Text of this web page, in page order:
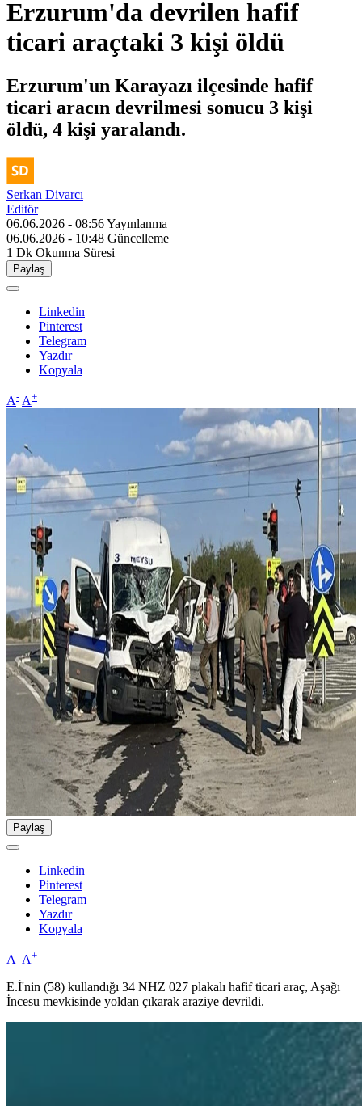
Erzurum'da devrilen hafif
ticari araçtaki 3 kişi öldü
Erzurum'un Karayazı ilçesinde hafif
ticari aracın devrilmesi sonucu 3 kişi
öldü, 4 kişi yaralandı.
Serkan Divarcı
Editör
06.06.2026 - 08:56Yayınlanma
06.06.2026 - 10:48 Güncelleme
1 Dk Okunma Süresi
Paylaş
Linkedin
Pinterest
Telegram
Yazdır
Kopyala
A- A+
Paylaş
Linkedin
Pinterest
Telegram
Yazdır
Kopyala
A- A+
E.İ'nin (58) kullandığı 34 NHZ 027 plakalı hafif ticari araç, Aşağı
İncesu mevkisinde yoldan çıkarak araziye devrildi.